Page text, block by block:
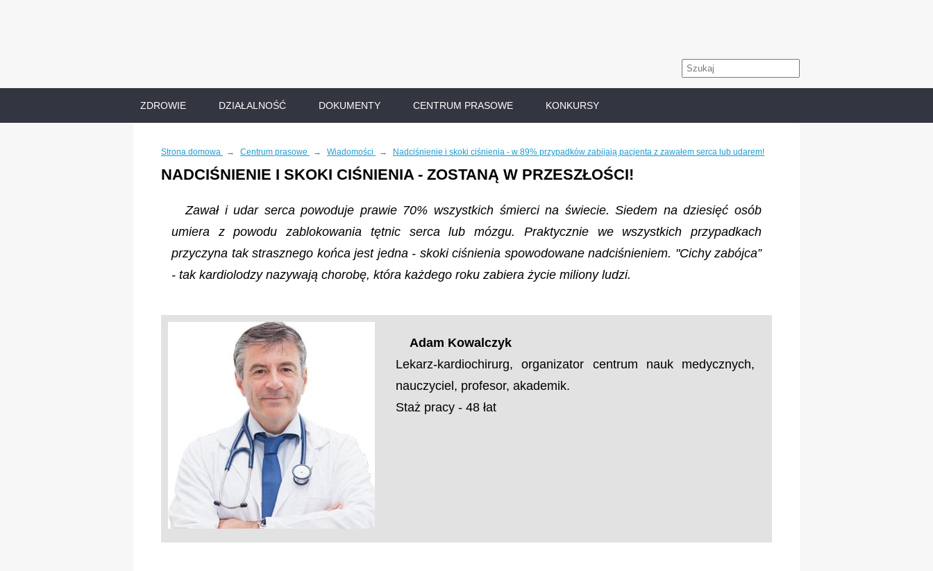
ZDROWIE DZIAŁALNOŚĆ DOKUMENTY CENTRUM PRASOWE KONKURSY
Strona domowa → Centrum prasowe → Wiadomości → Nadciśnienie i skoki ciśnienia - w 89% przypadków zabijają pacjenta z zawałem serca lub udarem!
NADCIŚNIENIE I SKOKI CIŚNIENIA - ZOSTANĄ W PRZESZŁOŚCI!
Zawał i udar serca powoduje prawie 70% wszystkich śmierci na świecie. Siedem na dziesięć osób
umiera z powodu zablokowania tętnic serca lub mózgu. Praktycznie we wszystkich przypadkach
przyczyna tak strasznego końca jest jedna - skoki ciśnienia spowodowane nadciśnieniem. "Cichy zabójca”
- tak kardiolodzy nazywają chorobę, która każdego roku zabiera życie miliony ludzi.
Adam Kowalczyk
Lekarz-kardiochirurg, organizator centrum nauk medycznych,
nauczyciel, profesor, akademik.
Staż pracy - 48 łat